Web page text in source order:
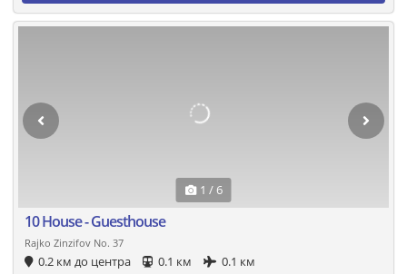
1 / 6
10 House - Guesthouse
Rajko Zinzifov No. 37
0.2 км до центра 0.1 км
0.1 км